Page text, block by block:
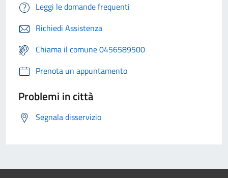
Leggi le domande frequenti
Richiedi Assistenza
Chiama il comune 0456589500
Prenota un appuntamento
Problemi in città
Segnala disservizio